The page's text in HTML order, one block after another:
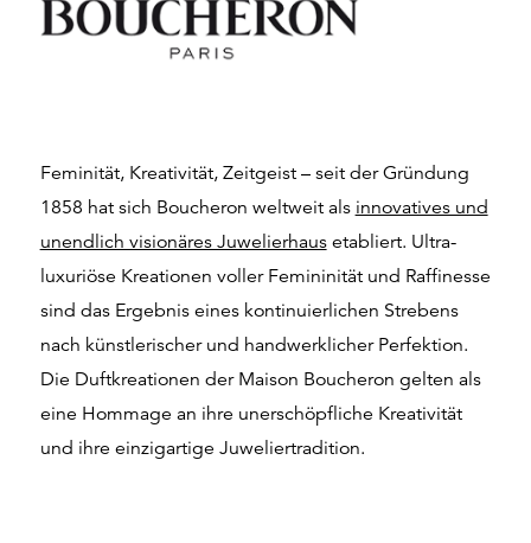
Feminität, Kreativität, Zeitgeist – seit der Gründung
1858 hat sich Boucheron weltweit als innovatives und
unendlich visionäres Juwelierhausetabliert. Ultra-
luxuriöse Kreationen voller Femininität und Raffinesse
sind das Ergebnis eines kontinuierlichen Strebens
nach künstlerischer und handwerklicher Perfektion.
Die Duftkreationen der Maison Boucheron gelten als
eine Hommage an ihre unerschöpfliche Kreativität
und ihre einzigartige Juweliertradition.